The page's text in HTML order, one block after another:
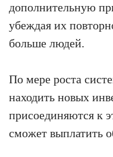
дополнительную
убеждая их
больше людей.
По мере роста
находить новых
присоединяются к
сможет выплатить